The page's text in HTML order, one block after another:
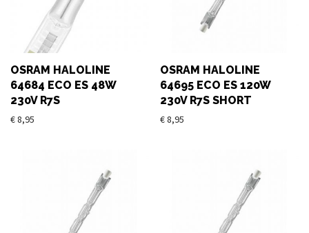
OSRAM HALOLINE
64684 ECO ES 48W
230V R7S
€8,95
OSRAM HALOLINE
64695 ECO ES 120W
230V R7S SHORT
€8,95